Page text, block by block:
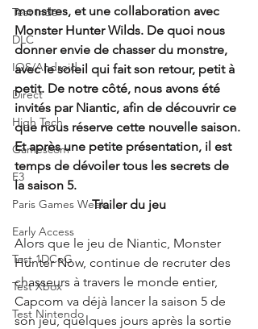
Test indé
DLC
IOS/Android
Direct
High Tech
Gamescom
E3
Paris Games Week
Early Access
Test 1DCoG
Test Xbox
Test Nintendo
monstres, et une collaboration avec
Monster Hunter Wilds. De quoi nous
donner envie de chasser du monstre,
avec le soleil qui fait son retour, petit à
petit. De notre côté, nous avons été
invités par Niantic, afin de découvrir ce
que nous réserve cette nouvelle saison.
Et après une petite présentation, il est
temps de dévoiler tous les secrets de
la saison 5.
Trailer du jeu
Alors que le jeu de Niantic, Monster
Hunter Now, continue de recruter des
chasseurs à travers le monde entier,
Capcom va déjà lancer la saison 5 de
son jeu, quelques jours après la sortie